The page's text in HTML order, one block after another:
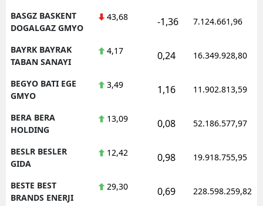
BASGZ BASKENT
DOGALGAZ GMYO
43,68 -1,36 7.124.661,96
BAYRK BAYRAK
TABAN SANAYI
4,17 0,24 16.349.928,80
BEGYO BATI EGE
GMYO
3,49 1,16 11.902.813,59
BERA BERA
HOLDING
13,09 0,08 52.186.577,97
BESLR BESLER
GIDA
12,42 0,98 19.918.755,95
BESTE BEST
BRANDS ENERJI
29,30 0,69 228.598.259,82